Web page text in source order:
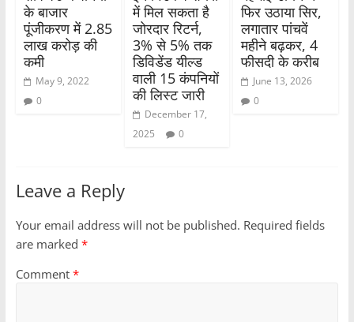
के बाजार
पूंजीकरण में 2.85
लाख करोड़ की
कमी
May 9, 2022
0
में मिल सकता है
जोरदार रिटर्न,
3% से 5% तक
डिविडेंड यील्ड
वाली 15 कंपनियों
की लिस्ट जारी
December 17,
2025
0
फिर उठाया सिर,
लगातार पांचवें
महीने बढ़कर, 4
फीसदी के करीब
June 13, 2026
0
Leave a Reply
Your email address will not be published. Required fields
are marked *
Comment *